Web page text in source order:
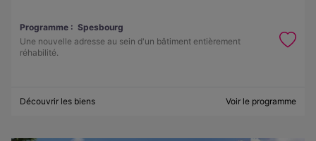
Programme : Spesbourg
Une nouvelle adresse au sein d'un bâtiment entièrement
réhabilité.
Découvrir les biens Voir le programme